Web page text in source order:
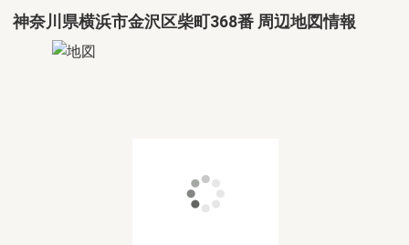
神奈川県横浜市金沢区柴町368番 周辺地図情報